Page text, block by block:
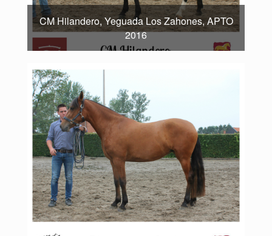
CM Hilandero, Yeguada Los Zahones, APTO
2016